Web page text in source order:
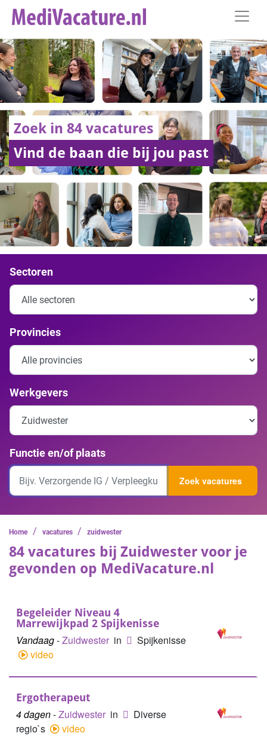
Zoek in 84 vacatures
Vind de baan die bij jou past
Sectoren
Provincies
Werkgevers
Functie en/of plaats
Zoek vacatures
Home / vacatures / zuidwester
84 vacatures bij Zuidwester voor je
gevonden op MediVacature.nl
Begeleider Niveau 4
Marrewijkpad 2 Spijkenisse
Vandaag-Zuidwester in
Spijkenisse
video
Ergotherapeut
4 dagen-Zuidwester in
Diverse
regio`s
video